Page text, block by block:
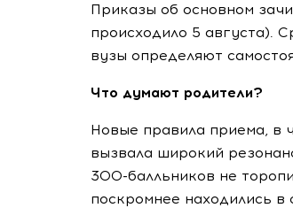
Приказы об основном
происходило 5 августа).
вузы определяют
Что думают родители?
Новые правила приема, в
вызвала широкий
300-балльников не
поскромнее находились